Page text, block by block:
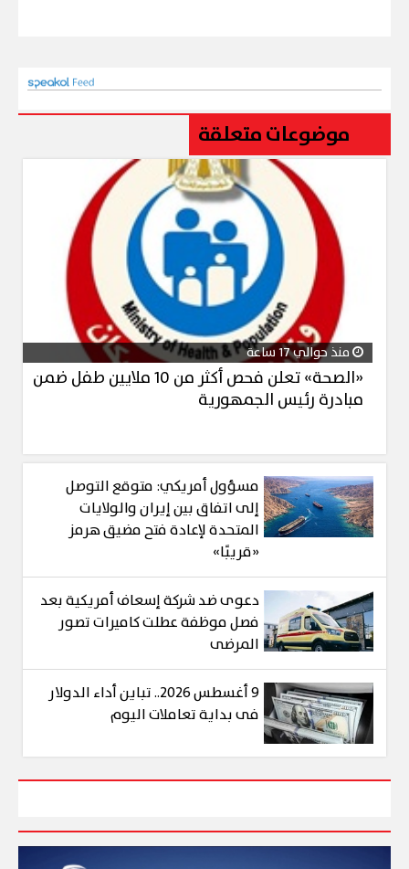
موضوعات متعلقة
منذ حوالي 17 ساعة
«الصحة» تعلن فحص أكثر من 10 ملايين طفل ضمن
مبادرة رئيس الجمهورية
مسؤول أمريكي: متوقع التوصل
إلى اتفاق بين إيران والولايات
المتحدة لإعادة فتح مضيق هرمز
«قريبًا»
دعوى ضد شركة إسعاف أمريكية بعد
فصل موظفة عطلت كاميرات تصور
المرضى
9 أغسطس 2026.. تباين أداء الدولار
فى بداية تعاملات اليوم